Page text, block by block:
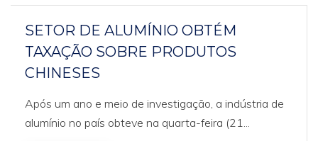
SETOR DE ALUMÍNIO OBTÉM
TAXAÇÃO SOBRE PRODUTOS
CHINESES
Após um ano e meio de investigação, a indústria de
alumínio no país obteve na quarta-feira (21...